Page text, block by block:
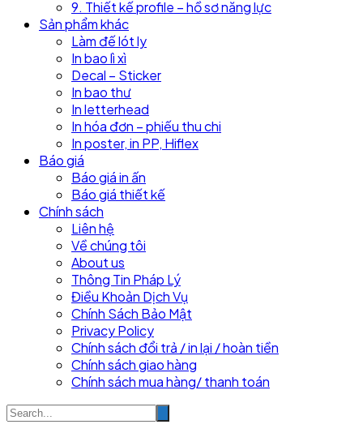
9. Thiết kế profile – hồ sơ năng lực
Sản phẩm khác
Làm đế lót ly
In bao lì xì
Decal – Sticker
In bao thư
In letterhead
In hóa đơn – phiếu thu chi
In poster, in PP, Hiflex
Báo giá
Báo giá in ấn
Báo giá thiết kế
Chính sách
Liên hệ
Về chúng tôi
About us
Thông Tin Pháp Lý
Điều Khoản Dịch Vụ
Chính Sách Bảo Mật
Privacy Policy
Chính sách đổi trả / in lại / hoàn tiền
Chính sách giao hàng
Chính sách mua hàng/ thanh toán